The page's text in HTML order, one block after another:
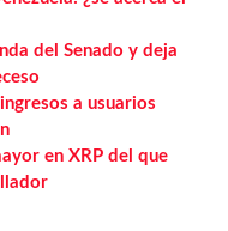
del Senado y deja
a usuarios
en XRP del que